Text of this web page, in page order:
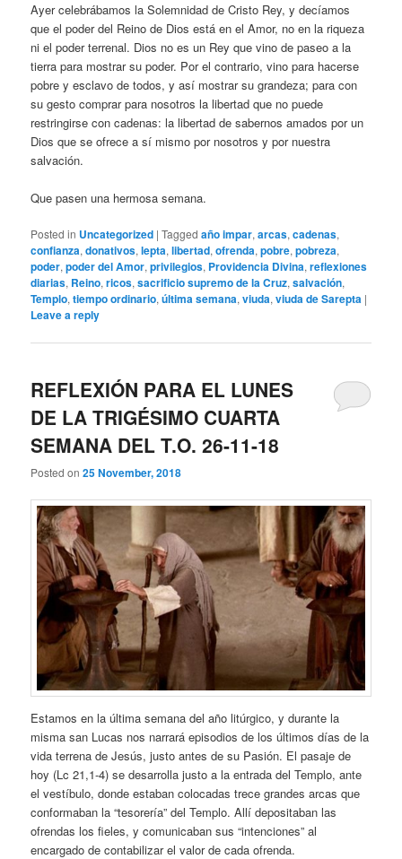
Ayer celebrábamos la Solemnidad de Cristo Rey, y decíamos
que el poder del Reino de Dios está en el Amor, no en la riqueza
ni el poder terrenal. Dios no es un Rey que vino de paseo a la
tierra para mostrar su poder. Por el contrario, vino para hacerse
pobre y esclavo de todos, y así mostrar su grandeza; para con
su gesto comprar para nosotros la libertad que no puede
restringirse con cadenas: la libertad de sabernos amados por un
Dios que se ofrece a sí mismo por nosotros y por nuestra
salvación.
Que pasen una hermosa semana.
Posted in Uncategorized |Tagged año impar,arcas,cadenas,
confianza,donativos,lepta,libertad,ofrenda,pobre,pobreza,
poder,poder del Amor,privilegios, Providencia Divina,reflexiones
diarias, Reino,ricos,sacrificio supremo de la Cruz,salvación,
Templo,tiempo ordinario,última semana,viuda,viuda de Sarepta |
Leave a reply
REFLEXIÓN PARA EL LUNES
DE LA TRIGÉSIMO CUARTA
SEMANA DEL T.O. 26-11-18
Posted on25 November, 2018
Estamos en la última semana del año litúrgico, y durante la
misma san Lucas nos narrará episodios de los últimos días de la
vida terrena de Jesús, justo antes de su Pasión. El pasaje de
hoy (Lc 21,1-4) se desarrolla justo a la entrada del Templo, ante
el vestíbulo, donde estaban colocadas trece grandes arcas que
conformaban la “tesorería” del Templo. Allí depositaban las
ofrendas los fieles, y comunicaban sus “intenciones” al
encargado de contabilizar el valor de cada ofrenda.